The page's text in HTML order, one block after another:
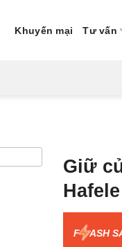
Khuyến mại Tư vấn
Giữ
F ASH